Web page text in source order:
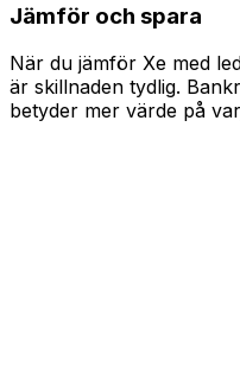
Jämför och spara
När du jämför Xe med
är skillnaden tydlig.
betyder mer värde på